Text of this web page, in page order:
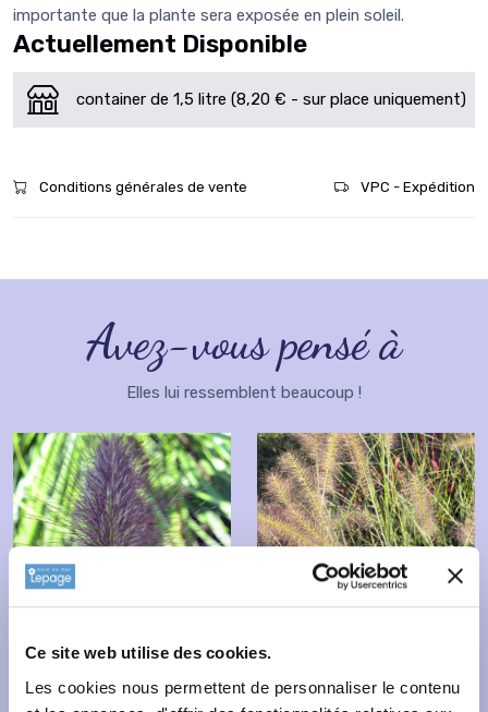
Ce site web utilise des cookies.
Les cookies nous permettent de personnaliser le contenu
importante que la plante sera exposée en plein soleil.
Actuellement Disponible
container de 1,5 litre (8,20 € - sur place uniquement)
Conditions générales de vente VPC - Expédition
Avez-vous pensé à
Elles lui ressemblent beaucoup !